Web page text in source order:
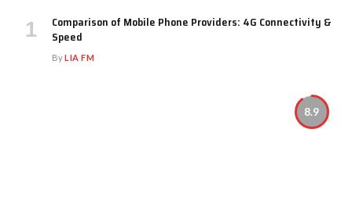
Comparison of Mobile Phone Providers: 4G Connectivity &
Speed
ByLIA FM
8.9